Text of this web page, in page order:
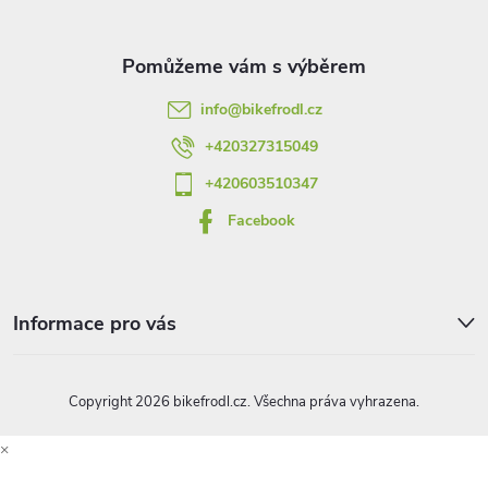
info@bikefrodl.cz
+420327315049
+420603510347
Facebook
Informace pro vás
Copyright 2026 bikefrodl.cz. Všechna práva vyhrazena.
×